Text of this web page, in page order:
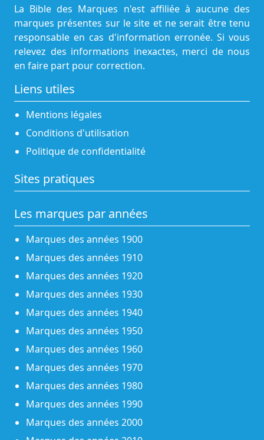
La Bible des Marques n'est affiliée à aucune des
marques présentes sur le site et ne serait être tenu
responsable en cas d'information erronée. Si vous
relevez des informations inexactes, merci de nous
en faire part pour correction.
Liens utiles
Mentions légales
Conditions d'utilisation
Politique de confidentialité
Sites pratiques
Les marques par années
Marques des années 1900
Marques des années 1910
Marques des années 1920
Marques des années 1930
Marques des années 1940
Marques des années 1950
Marques des années 1960
Marques des années 1970
Marques des années 1980
Marques des années 1990
Marques des années 2000